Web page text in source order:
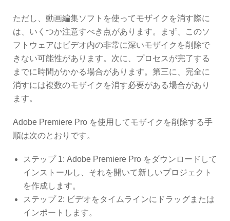
ただし、動画編集ソフトを使ってモザイクを消す際に
は、いくつか注意すべき点があります。まず、このソ
フトウェアはビデオ内の非常に深いモザイクを削除で
きない可能性があります。次に、プロセスが完了する
までに時間がかかる場合があります。第三に、完全に
消すには複数のモザイクを消す必要がある場合があり
ます。
Adobe Premiere Pro を使用してモザイクを削除する手
順は次のとおりです。
ステップ 1: Adob​​e Premiere Pro をダウンロードして
インストールし、それを開いて新しいプロジェクト
を作成します。
ステップ 2: ビデオをタイムラインにドラッグまたは
インポートします。